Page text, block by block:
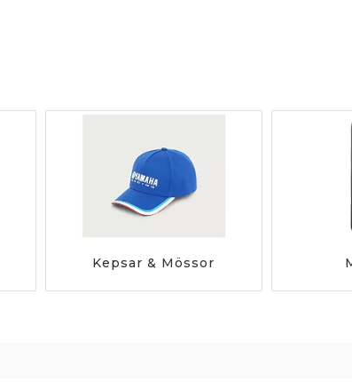
Kepsar & Mössor